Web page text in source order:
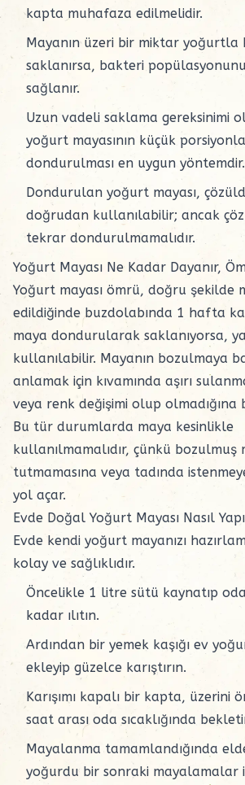
kapta muhafaza edilmelidir.
Mayanın üzeri bir miktar
saklanırsa, bakteri
sağlanır.
Uzun vadeli saklama gereksinimi
yoğurt mayasının küçük
dondurulması en uygun yöntemdir.
Dondurulan yoğurt mayası,
doğrudan kullanılabilir; ancak
tekrar dondurulmamalıdır.
Yoğurt Mayası Ne Kadar Dayanır,
Yoğurt mayası ömrü, doğru şekilde
edildiğinde buzdolabında 1 hafta
maya dondurularak saklanıyorsa,
kullanılabilir. Mayanın bozulmaya
anlamak için kıvamında aşırı
veya renk değişimi olup olmadığına
Bu tür durumlarda maya kesinlikle
kullanılmamalıdır, çünkü bozulmuş
tutmamasına veya tadında
yol açar.
Evde Doğal Yoğurt Mayası Nasıl
Evde kendi yoğurt mayanızı
kolay ve sağlıklıdır.
Öncelikle 1 litre sütü kaynatıp oda
kadar ılıtın.
Ardından bir yemek kaşığı ev
ekleyip güzelce karıştırın.
Karışımı kapalı bir kapta, üzerini
saat arası oda sıcaklığında
Mayalanma tamamlandığında
yoğurdu bir sonraki mayalamalar